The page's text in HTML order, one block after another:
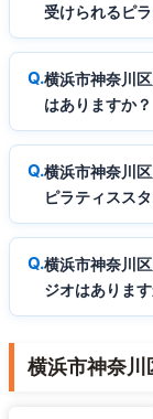
受けられるピ
横浜市神奈川
はありますか？
横浜市神奈川
ピラティスス
横浜市神奈川
ジオはあります
横浜市神奈川